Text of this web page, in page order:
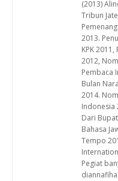
(2013)
Tribun
2013.
KPK
2012,
Pembaca
Bulan
2014.
Indonesia
Dari
Bahasa
Tempo
Pegiat